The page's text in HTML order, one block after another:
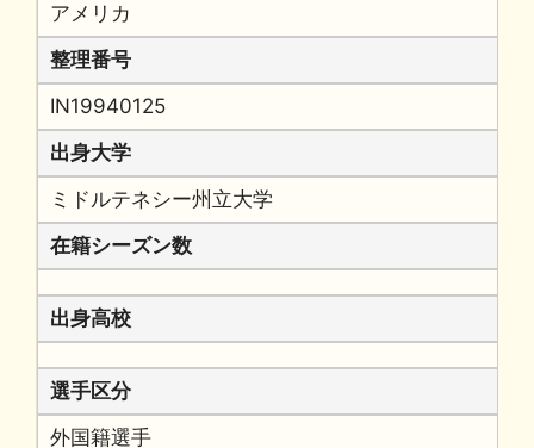
アメリカ
整理番号
IN19940125
出身大学
ミドルテネシー州立大学
在籍シーズン数
出身高校
選手区分
外国籍選手